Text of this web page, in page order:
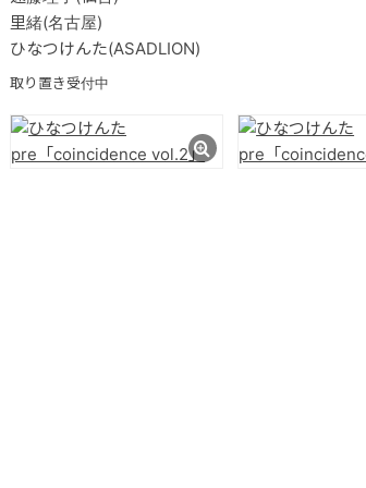
里緒(名古屋)
ひなつけんた(ASADLION)
取り置き受付中